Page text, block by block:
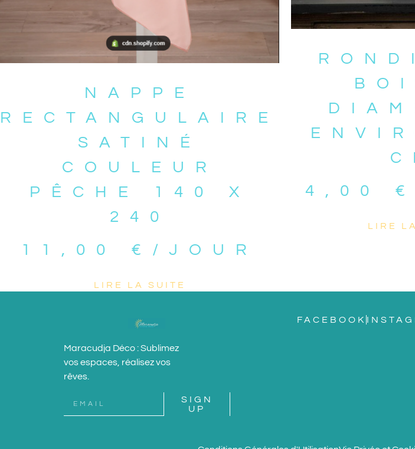
NAPPE
RECTANGULAIRE
SATINÉ
COULEUR
PÊCHE 140 X
240
11,00 € /JOUR
LIRE LA SUITE
4,00 €
LIRE
Maracudja Déco : Sublimez
vos espaces, réalisez vos
rêves.
SIGN
UP
FACEBOOK